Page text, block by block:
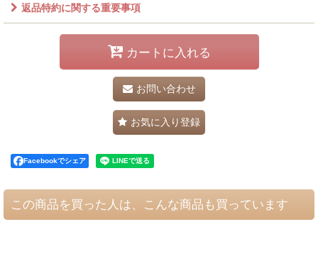
返品特約に関する重要事項
カートに入れる
お問い合わせ
お気に入り登録
Facebookでシェア
この商品を買った人は、こんな商品も買っています